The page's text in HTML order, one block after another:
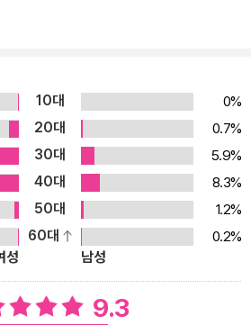
10대
0%
20대
0.7%
30대
5.9%
40대
8.3%
50대
1.2%
60대
0.2%
성
남성
9.3